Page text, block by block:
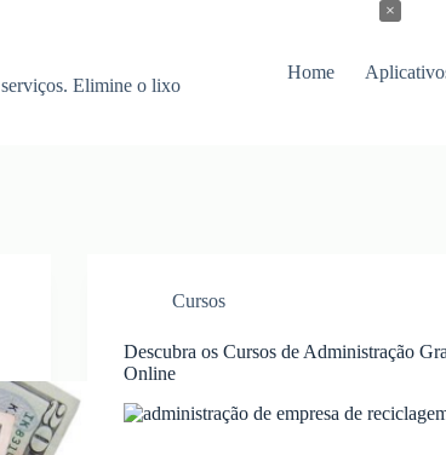
Elimine o lixo
Home
Cursos
Descubra os Cursos de Administração
Online
×